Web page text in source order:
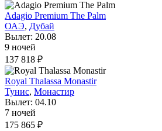
Adagio Premium The Palm
ОАЭ, Дубай
Вылет: 20.08
9 ночей
137 818 ₽
Royal Thalassa Monastir
Тунис, Монастир
Вылет: 04.10
7 ночей
175 865 ₽